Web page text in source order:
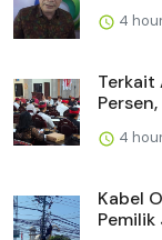
4
Terkait
Persen,
4
Kabel